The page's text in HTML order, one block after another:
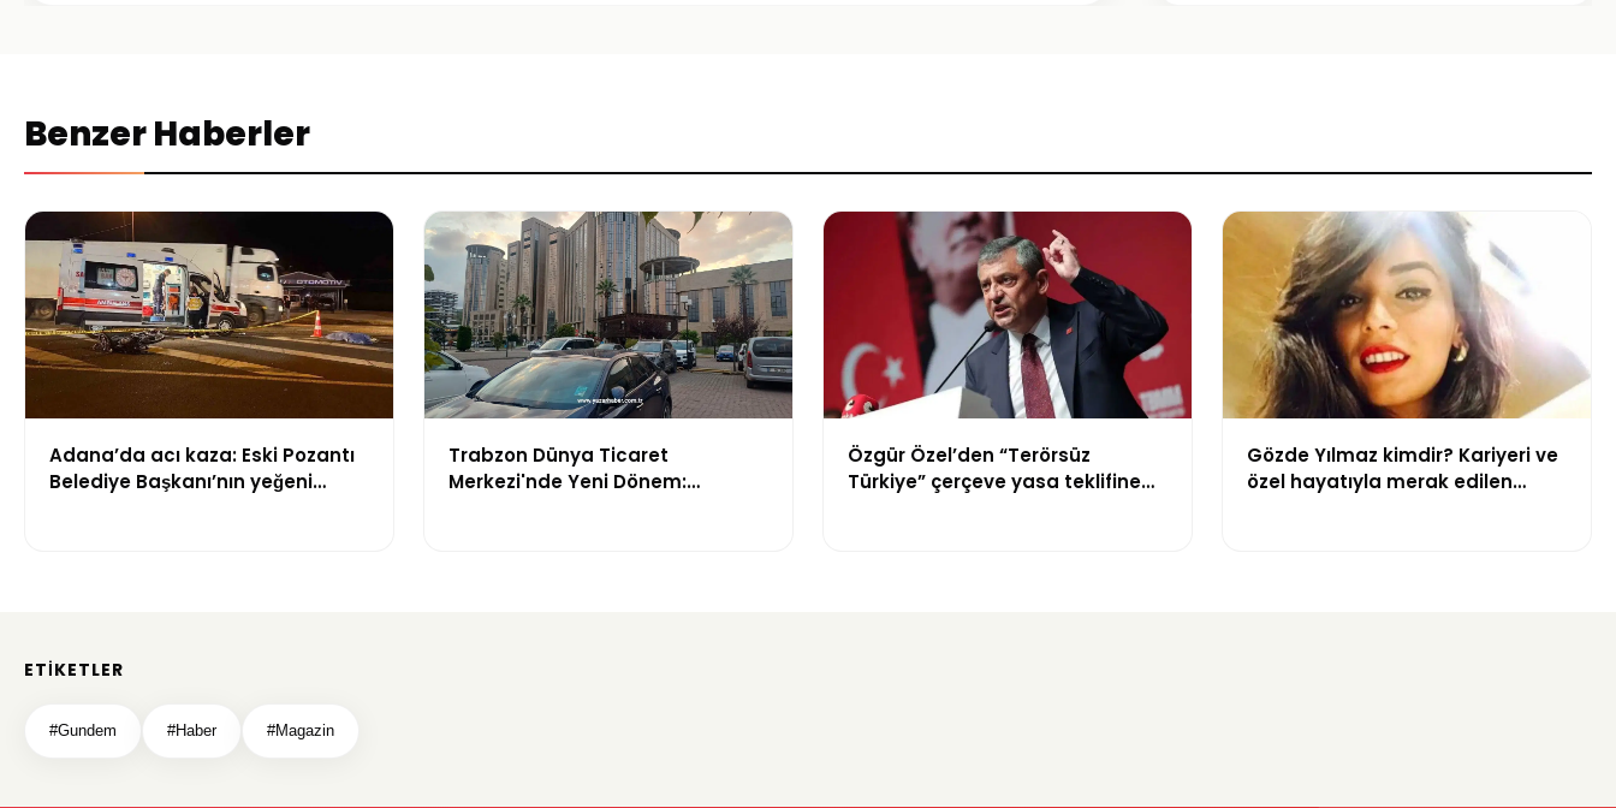
Benzer Haberler
Adana’da acı kaza: Eski Pozantı
Belediye Başkanı’nın yeğeni
Trabzon Dünya Ticaret
Merkezi'nde Yeni Dönem:
Özgür Özel’den “Terörsüz
Türkiye” çerçeve yasa teklifine
Gözde Yılmaz kimdir? Kariyeri ve
özel hayatıyla merak edilen
ETIKETLER
#Gundem #Haber #Magazin